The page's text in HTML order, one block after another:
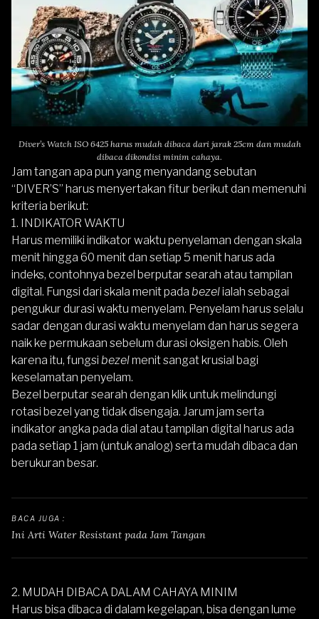
Diver’s Watch ISO 6425 harus mudah dibaca dari jarak 25cm dan mudah
dibaca dikondisi minim cahaya.
Jam tangan apa pun yang menyandang sebutan
“DIVER’S” harus menyertakan fitur berikut dan memenuhi
kriteria berikut:
1. INDIKATOR WAKTU
Harus memiliki indikator waktu penyelaman dengan skala
menit hingga 60 menit dan setiap 5 menit harus ada
indeks, contohnya bezel berputar searah atau tampilan
digital. Fungsi dari skala menit pada bezelialah sebagai
pengukur durasi waktu menyelam. Penyelam harus selalu
sadar dengan durasi waktu menyelam dan harus segera
naik ke permukaan sebelum durasi oksigen habis. Oleh
karena itu, fungsi bezelmenit sangat krusial bagi
keselamatan penyelam.
Bezel berputar searah dengan klik untuk melindungi
rotasi bezel yang tidak disengaja. Jarum jam serta
indikator angka pada dial atau tampilan digital harus ada
pada setiap 1 jam (untuk analog) serta mudah dibaca dan
berukuran besar.
BACA JUGA :
Ini Arti Water Resistant pada Jam Tangan
2. MUDAH DIBACA DALAM CAHAYA MINIM
Harus bisa dibaca di dalam kegelapan, bisa dengan lume